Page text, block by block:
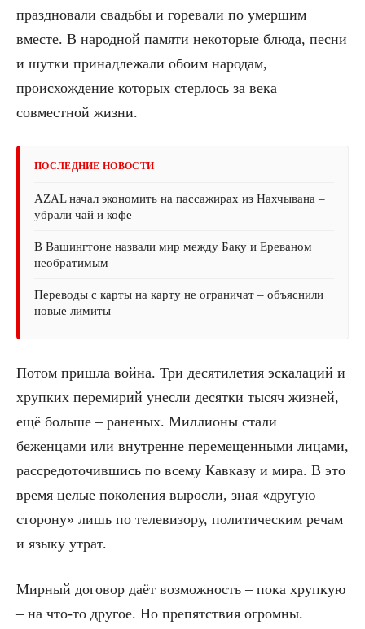
праздновали свадьбы и горевали по умершим
вместе. В народной памяти некоторые блюда, песни
и шутки принадлежали обоим народам,
происхождение которых стерлось за века
совместной жизни.
ПОСЛЕДНИЕ НОВОСТИ
AZAL начал экономить на пассажирах из Нахчывана –
убрали чай и кофе
В Вашингтоне назвали мир между Баку и Ереваном
необратимым
Переводы с карты на карту не ограничат – объяснили
новые лимиты
Потом пришла война. Три десятилетия эскалаций и
хрупких перемирий унесли десятки тысяч жизней,
ещё больше – раненых. Миллионы стали
беженцами или внутренне перемещенными лицами,
рассредоточившись по всему Кавказу и мира. В это
время целые поколения выросли, зная «другую
сторону» лишь по телевизору, политическим речам
и языку утрат.
Мирный договор даёт возможность – пока хрупкую
– на что-то другое. Но препятствия огромны.